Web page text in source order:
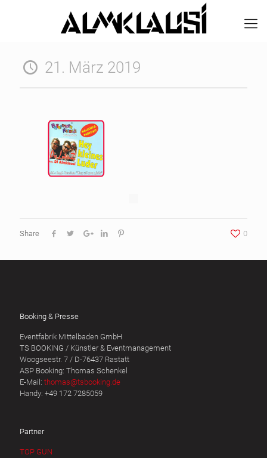
21. März 2019
Share 0
Booking & Presse
Eventfabrik Mittelbaden GmbH
TS BOOKING / Künstler & Eventmanagement
Woogseestr. 7 / D-76437 Rastatt
ASP Booking: Thomas Schenkel
E-Mail: thomas@tsbooking.de
Handy: +49 172 7285059
Partner
TOP GUN